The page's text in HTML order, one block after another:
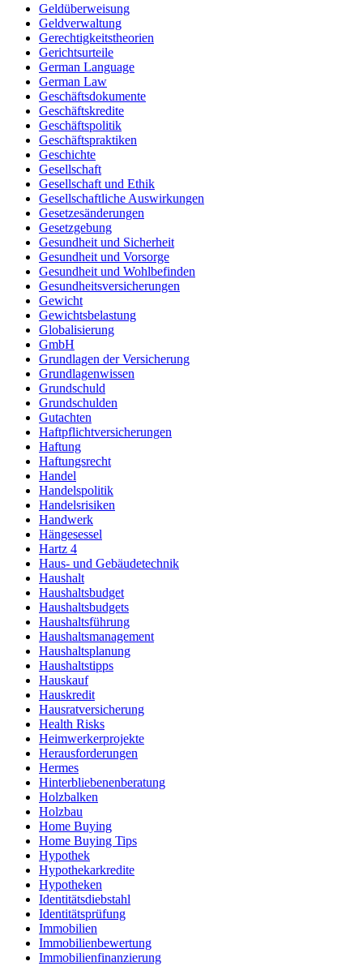
Geldüberweisung
Geldverwaltung
Gerechtigkeitstheorien
Gerichtsurteile
German Language
German Law
Geschäftsdokumente
Geschäftskredite
Geschäftspolitik
Geschäftspraktiken
Geschichte
Gesellschaft
Gesellschaft und Ethik
Gesellschaftliche Auswirkungen
Gesetzesänderungen
Gesetzgebung
Gesundheit und Sicherheit
Gesundheit und Vorsorge
Gesundheit und Wohlbefinden
Gesundheitsversicherungen
Gewicht
Gewichtsbelastung
Globalisierung
GmbH
Grundlagen der Versicherung
Grundlagenwissen
Grundschuld
Grundschulden
Gutachten
Haftpflichtversicherungen
Haftung
Haftungsrecht
Handel
Handelspolitik
Handelsrisiken
Handwerk
Hängesessel
Hartz 4
Haus- und Gebäudetechnik
Haushalt
Haushaltsbudget
Haushaltsbudgets
Haushaltsführung
Haushaltsmanagement
Haushaltsplanung
Haushaltstipps
Hauskauf
Hauskredit
Hausratversicherung
Health Risks
Heimwerkerprojekte
Herausforderungen
Hermes
Hinterbliebenenberatung
Holzbalken
Holzbau
Home Buying
Home Buying Tips
Hypothek
Hypothekarkredite
Hypotheken
Identitätsdiebstahl
Identitätsprüfung
Immobilien
Immobilienbewertung
Immobilienfinanzierung